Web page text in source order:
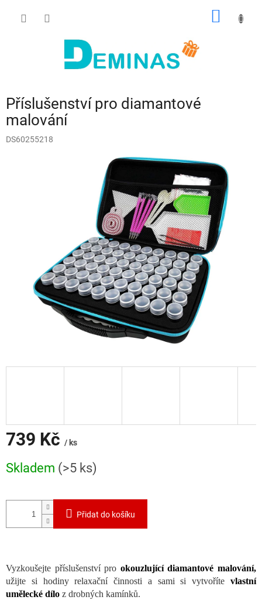
Příslušenství pro diamantové
malování
DS60255218
739 Kč / ks
cena:
Skladem (>5 ks)
Přidat do košíku
Vyzkoušejte příslušenství pro okouzlující diamantové malování,
užijte si hodiny relaxační činnosti a sami si vytvoříte vlastní
umělecké dílo z drobných kamínků.